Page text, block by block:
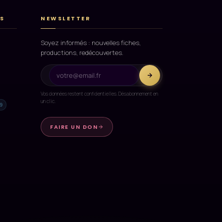
NEWSLETTER
Soyez informés : nouvelles fiches,
productions, redécouvertes.
Vos données restent confidentielles. Désabonnement en
un clic.
FAIRE UN DON